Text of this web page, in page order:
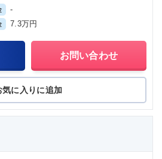
-
7.3万円
お問い合わせ
気に入りに追加